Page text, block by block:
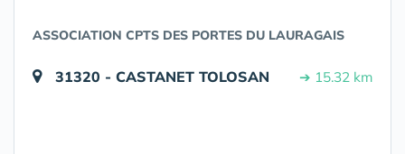
ASSOCIATION CPTS DES PORTES DU LAURAGAIS
31320 - CASTANET TOLOSAN ➔ 15.32 km